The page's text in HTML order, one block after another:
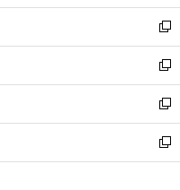
開
く
ウ
で
開
く
ン
ド
ウ
で
開
く
ウ
ィ
ン
ド
ウ
で
開
く
し
い
ウ
ィ
ン
ド
ウ
で
開
新
し
い
ウ
ィ
ン
ド
ウ
新
し
い
ウ
ィ
ン
新
し
い
ウ
新
し